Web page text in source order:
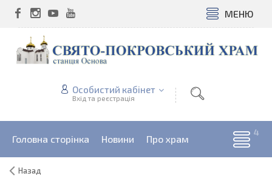
МЕНЮ
Особистий кабінет
Вхід та реєстрація
Головна сторінка Новини Про храм
Назад